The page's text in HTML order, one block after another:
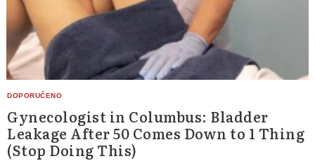
Gynecologist in Columbus: Bladder
Leakage After 50 Comes Down to 1 Thing
(Stop Doing This)